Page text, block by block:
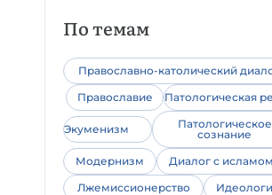
По темам
Православно-католический
Православие
Патологическая
Экуменизм
Патологическое
сознание
Модернизм
Диалог с исламом
Лжемиссионерство